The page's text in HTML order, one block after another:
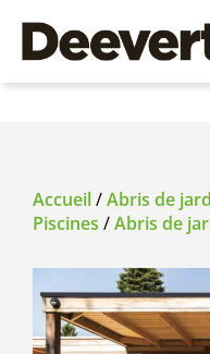
Accueil/Abris de
Piscines /Abris de